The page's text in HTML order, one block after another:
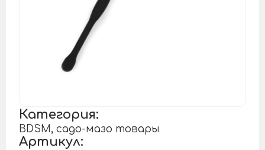
Категория:
BDSM, садо-мазо товары
Артикул: